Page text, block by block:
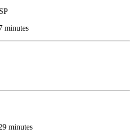
minutes
minutes